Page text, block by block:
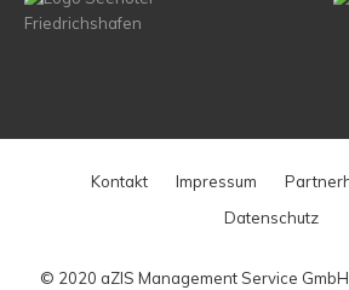
Kontakt Impressum
Datenschutz
© 2020 aZIS Management Service